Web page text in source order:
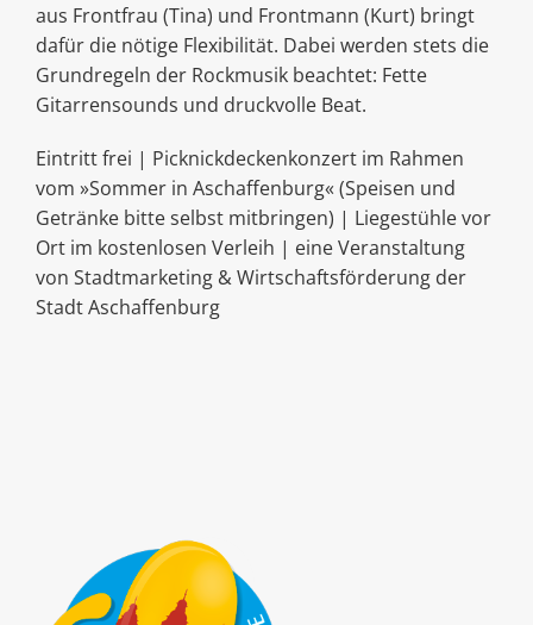
aus Frontfrau (Tina) und Frontmann (Kurt) bringt
dafür die nötige Flexibilität. Dabei werden stets die
Grundregeln der Rockmusik beachtet: Fette
Gitarrensounds und druckvolle Beat.
Eintritt frei | Picknickdeckenkonzert im Rahmen
vom »Sommer in Aschaffenburg« (Speisen und
Getränke bitte selbst mitbringen) | Liegestühle vor
Ort im kostenlosen Verleih | eine Veranstaltung
von Stadtmarketing & Wirtschaftsförderung der
Stadt Aschaffenburg